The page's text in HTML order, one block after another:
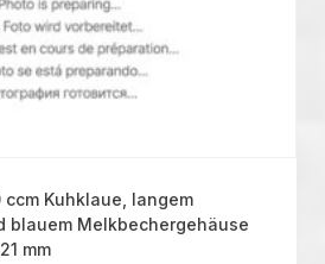
Kuhklaue, langem
blauem Melkbechergehäuse
mm